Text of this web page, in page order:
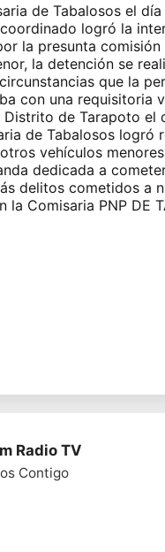
de Tabalosos el
logró la
la presunta
la detención se
que la
con una requisitoria
de Tarapoto el
de Tabalosos logró
vehículos
dedicada a
delitos cometidos a
Comisaria PNP DE
Radio TV
Contigo